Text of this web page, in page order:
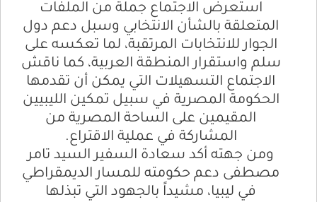
استعرض الاجتماع جملة من الملفات
المتعلقة بالشأن الانتخابي وسبل دعم دول
الجوار للانتخابات المرتقبة، لما تعكسه على
سلم واستقرار المنطقة العربية، كما ناقش
الاجتماع التسهيلات التي يمكن أن تقدمها
الحكومة المصرية في سبيل تمكين الليبيين
المقيمين على الساحة المصرية من
المشاركة في عملية الاقتراع.
ومن جهته أكد سعادة السفير السيد تامر
مصطفى دعم حكومته للمسار الديمقراطي
في ليبيا، مشيداً بالجهود التي تبذلها